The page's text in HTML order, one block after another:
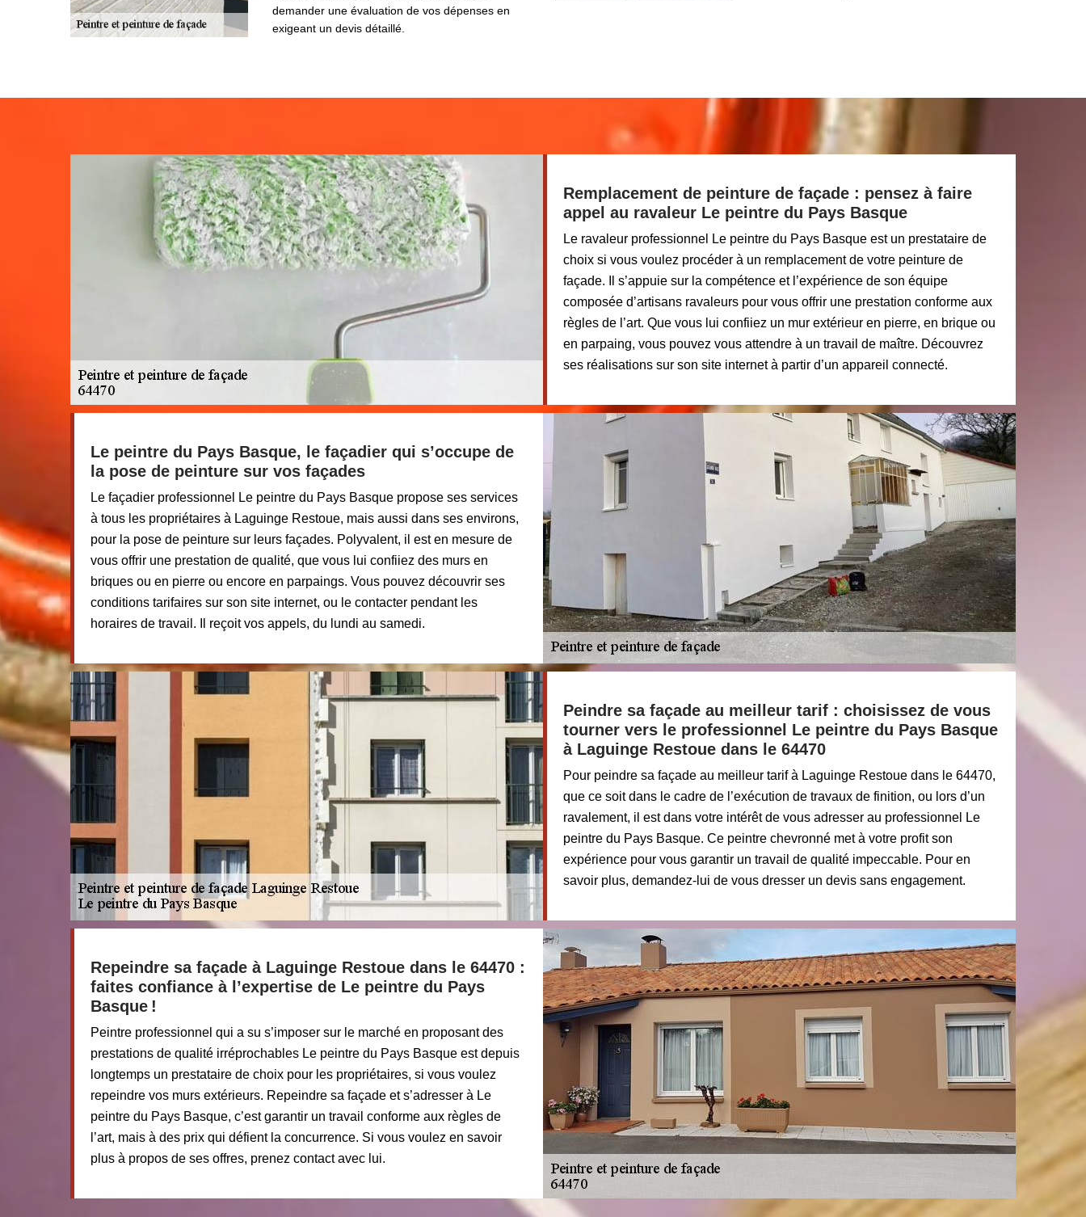
demander une évaluation de vos dépenses en
exigeant un devis détaillé.
Remplacement de peinture de façade : pensez à faire
appel au ravaleur Le peintre du Pays Basque
Le ravaleur professionnel Le peintre du Pays Basque est un prestataire de
choix si vous voulez procéder à un remplacement de votre peinture de
façade. Il s’appuie sur la compétence et l’expérience de son équipe
composée d’artisans ravaleurs pour vous offrir une prestation conforme aux
règles de l’art. Que vous lui confiiez un mur extérieur en pierre, en brique ou
en parpaing, vous pouvez vous attendre à un travail de maître. Découvrez
ses réalisations sur son site internet à partir d’un appareil connecté.
Le peintre du Pays Basque, le façadier qui s’occupe de
la pose de peinture sur vos façades
Le façadier professionnel Le peintre du Pays Basque propose ses services
à tous les propriétaires à Laguinge Restoue, mais aussi dans ses environs,
pour la pose de peinture sur leurs façades. Polyvalent, il est en mesure de
vous offrir une prestation de qualité, que vous lui confiiez des murs en
briques ou en pierre ou encore en parpaings. Vous pouvez découvrir ses
conditions tarifaires sur son site internet, ou le contacter pendant les
horaires de travail. Il reçoit vos appels, du lundi au samedi.
Peindre sa façade au meilleur tarif : choisissez de vous
tourner vers le professionnel Le peintre du Pays Basque
à Laguinge Restoue dans le 64470
Pour peindre sa façade au meilleur tarif à Laguinge Restoue dans le 64470,
que ce soit dans le cadre de l’exécution de travaux de finition, ou lors d’un
ravalement, il est dans votre intérêt de vous adresser au professionnel Le
peintre du Pays Basque. Ce peintre chevronné met à votre profit son
expérience pour vous garantir un travail de qualité impeccable. Pour en
savoir plus, demandez-lui de vous dresser un devis sans engagement.
Repeindre sa façade à Laguinge Restoue dans le 64470 :
faites confiance à l’expertise de Le peintre du Pays
Basque !
Peintre professionnel qui a su s’imposer sur le marché en proposant des
prestations de qualité irréprochables Le peintre du Pays Basque est depuis
longtemps un prestataire de choix pour les propriétaires, si vous voulez
repeindre vos murs extérieurs. Repeindre sa façade et s’adresser à Le
peintre du Pays Basque, c’est garantir un travail conforme aux règles de
l’art, mais à des prix qui défient la concurrence. Si vous voulez en savoir
plus à propos de ses offres, prenez contact avec lui.